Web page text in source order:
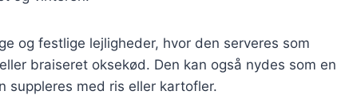
og festlige lejligheder, hvor den serveres som
braiseret oksekød. Den kan også nydes som en
suppleres med ris eller kartofler.